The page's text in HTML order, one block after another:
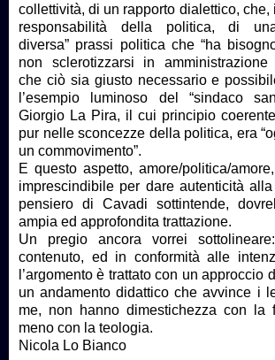
collettività, di un rapporto dialettico, che,
responsabilità della politica, di una
diversa” prassi politica che “ha
non sclerotizzarsi in amministrazione
che ciò sia giusto necessario e
l’esempio luminoso del “sindaco
Giorgio La Pira, il cui principio
pur nelle sconcezze della politica, era
un commovimento”.
E questo aspetto, amore/politica/
imprescindibile per dare autenticità
pensiero di Cavadi sottintende,
ampia ed approfondita trattazione.
Un pregio ancora vorrei
contenuto, ed in conformità alle
l’argomento è trattato con un approccio
un andamento didattico che avvince i
me, non hanno dimestichezza con la
meno con la teologia.
Nicola Lo Bianco